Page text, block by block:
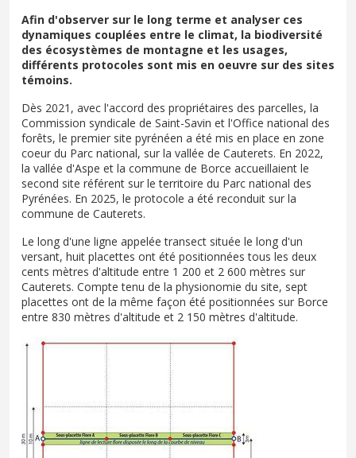
Afin d'observer sur le long terme et analyser ces
dynamiques couplées entre le climat, la biodiversité
des écosystèmes de montagne et les usages,
différents protocoles sont mis en oeuvre sur des sites
témoins.
Dès 2021, avec l'accord des propriétaires des parcelles, la
Commission syndicale de Saint-Savin et l'Office national des
forêts, le premier site pyrénéen a été mis en place en zone
coeur du Parc national, sur la vallée de Cauterets. En 2022,
la vallée d'Aspe et la commune de Borce accueillaient le
second site référent sur le territoire du Parc national des
Pyrénées. En 2025, le protocole a été reconduit sur la
commune de Cauterets.
Le long d'une ligne appelée transect située le long d'un
versant, huit placettes ont été positionnées tous les deux
cents mètres d'altitude entre 1 200 et 2 600 mètres sur
Cauterets. Compte tenu de la physionomie du site, sept
placettes ont de la même façon été positionnées sur Borce
entre 830 mètres d'altitude et 2 150 mètres d'altitude.